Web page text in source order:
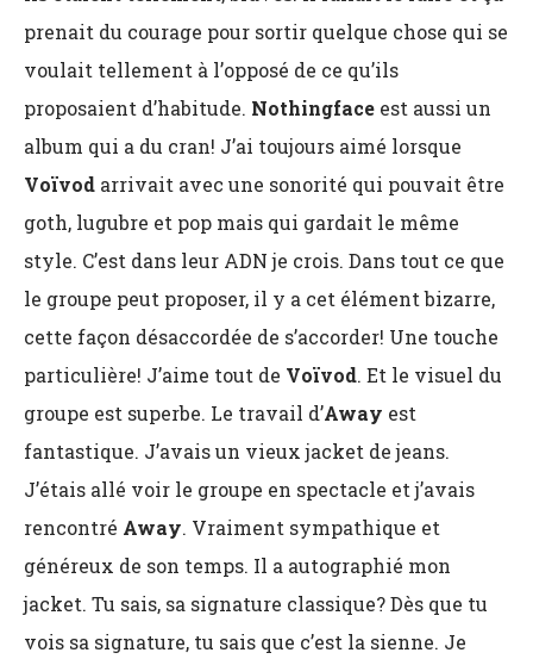
prenait du courage pour sortir quelque chose qui se
voulait tellement à l’opposé de ce qu’ils
proposaient d’habitude. Nothingface est aussi un
album qui a du cran! J’ai toujours aimé lorsque
Voïvod arrivait avec une sonorité qui pouvait être
goth, lugubre et pop mais qui gardait le même
style. C’est dans leur ADN je crois. Dans tout ce que
le groupe peut proposer, il y a cet élément bizarre,
cette façon désaccordée de s’accorder! Une touche
particulière! J’aime tout de Voïvod. Et le visuel du
groupe est superbe. Le travail d’Away est
fantastique. J’avais un vieux jacket de jeans.
J’étais allé voir le groupe en spectacle et j’avais
rencontré Away. Vraiment sympathique et
généreux de son temps. Il a autographié mon
jacket. Tu sais, sa signature classique? Dès que tu
vois sa signature, tu sais que c’est la sienne. Je